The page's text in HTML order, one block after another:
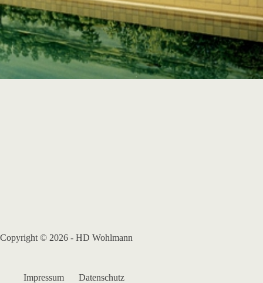
Copyright © 2026 - HD Wohlmann
Impressum Datenschutz